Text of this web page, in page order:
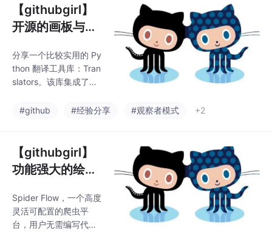
【githubgirl】
开源的画板与笔
日常文字记录和
头脑风暴等场
图或图标
分享一个比较实用的 Py
thon 翻译工具库：Tran
slators。该库集成了谷
等多个翻译平台 API，
GitHub：github.com/U
lionTse/translatorsLori
en，一款开源的画板与
文字记录和头脑风暴等
场景，也可绘制草图或
图标。该工具支持无限
#github #经验分享 #观察者模式 +2
【githubgirl】
功能强大的绘画
自带画笔、橡
皮、线框、文字
Spider Flow，一个高度
灵活可配置的爬虫平
台，用户无需编写代